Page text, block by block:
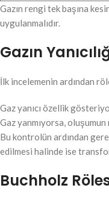
Gazın rengi tek başına
uygulanmalıdır.
Gazın
İlk incelemenin ardından
Gaz yanıcı özellik
Gaz yanmıyorsa,
Bu kontrolün ardından
edilmesi halinde ise
Buchholz